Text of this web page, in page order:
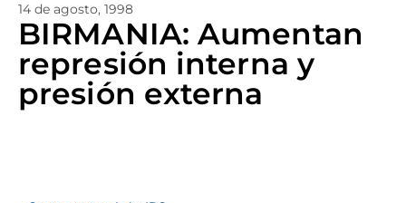
14 de agosto, 1998
BIRMANIA: Aumentan
represión interna y
presión externa